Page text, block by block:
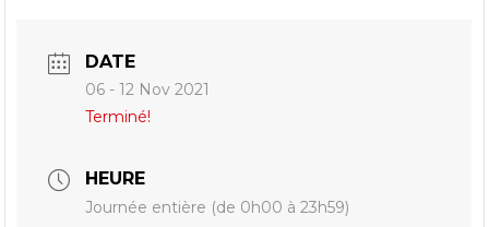
DATE
06 - 12 Nov 2021
Terminé!
HEURE
Journée entière (de 0h00 à 23h59)